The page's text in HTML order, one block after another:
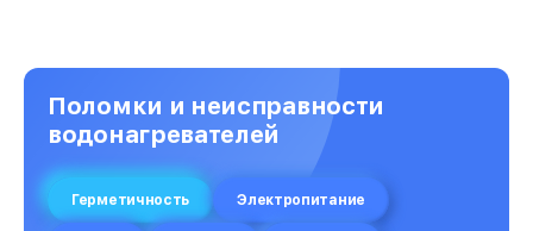
Поломки и неисправности
водонагревателей
Герметичность Электропитание